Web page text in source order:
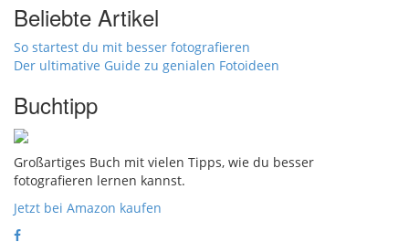
Beliebte Artikel
So startest du mit besser fotografieren
Der ultimative Guide zu genialen Fotoideen
Buchtipp
Großartiges Buch mit vielen Tipps, wie du besser
fotografieren lernen kannst.
Jetzt bei Amazon kaufen